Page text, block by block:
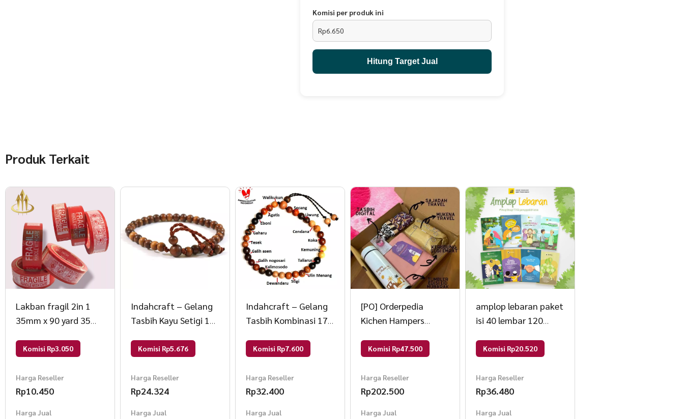
Komisi per produk ini
Rp6.650
Hitung Target Jual
Produk Terkait
Lakban fragil 2in 1
35mm x 90 yard 35
Komisi Rp3.050
Harga Reseller
Rp10.450
Harga Jual
Indahcraft – Gelang
Tasbih Kayu Setigi 19
Komisi Rp5.676
Harga Reseller
Rp24.324
Harga Jual
Indahcraft – Gelang
Tasbih Kombinasi 17
Original Natural PRIA
Komisi Rp7.600
Harga Reseller
Rp32.400
Harga Jual
[PO] Orderpedia
Kichen Hampers
Akhwat 1 Random 30
Komisi Rp47.500
Harga Reseller
Rp202.500
Harga Jual
amplop lebaran paket
isi 40 lembar 120
Komisi Rp20.520
Harga Reseller
Rp36.480
Harga Jual